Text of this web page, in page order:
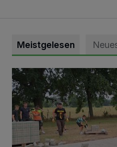
Meistgelesen
Pünktlich zum Schützenfest